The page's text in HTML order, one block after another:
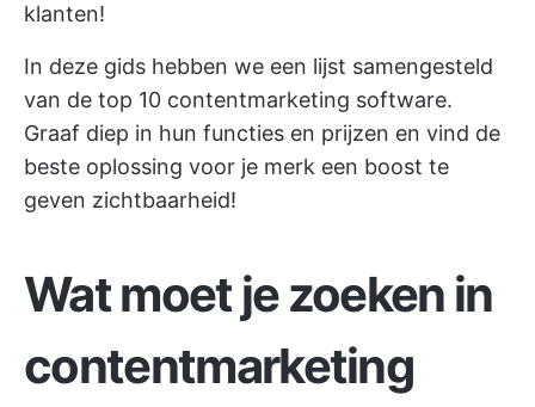
klanten!
In deze gids hebben we een lijst samengesteld
van de top 10 contentmarketing software.
Graaf diep in hun functies en prijzen en vind de
beste oplossing voor je merk een boost te
geven zichtbaarheid!
Wat moet je zoeken in
contentmarketing